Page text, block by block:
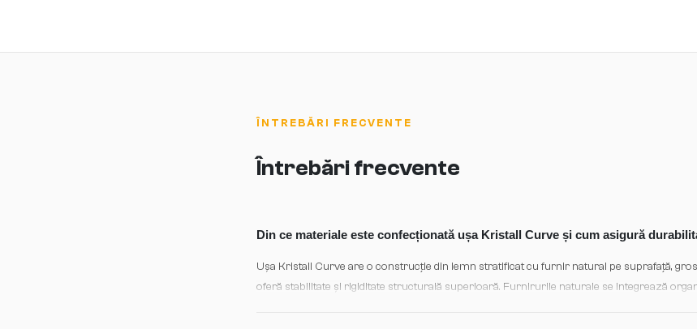
ÎNTREBĂRI FRECVENTE
Întrebări frecvente
Din ce materiale este confecționată ușa Kristall Curve și cum asigură
Ușa Kristall Curve are o construcție din lemn stratificat cu furnir natural pe suprafață,
oferă stabilitate și rigiditate structurală superioară. Furnirurile naturale se integrează